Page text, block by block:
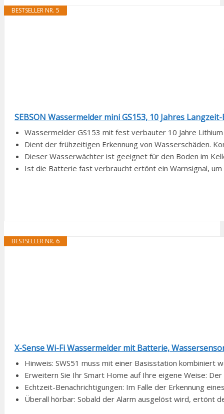
BESTSELLER NR. 5
SEBSON Wassermelder mini GS153, 10 Jahres
Wassermelder GS153 mit fest verbauter 10 Jahre
Dient der frühzeitigen Erkennung von Wasserschäden.
Dieser Wasserwächter ist geeignet für den Boden im
Ist die Batterie fast verbraucht ertönt ein Warnsignal, um
BESTSELLER NR. 6
X-Sense Wi-Fi Wassermelder mit Batterie,
Hinweis: SWS51 muss mit einer Basisstation kombiniert
Erweitern Sie Ihr Smart Home auf Ihre eigene Weise:
Echtzeit-Benachrichtigungen: Im Falle der Erkennung
Überall hörbar: Sobald der Alarm ausgelöst wird, ertönt